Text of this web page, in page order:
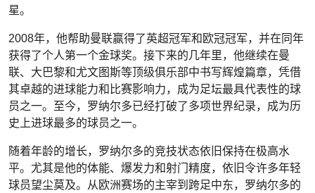
星。
2008年，他帮助曼联赢得了英超冠军和欧冠冠军，并在同年
获得了个人第一个金球奖。接下来的几年里，他继续在曼
联、大巴黎和尤文图斯等顶级俱乐部中书写辉煌篇章，凭借
其卓越的进球能力和比赛影响力，成为足坛最具代表性的球
员之一。至今，罗纳尔多已经打破了多项世界纪录，成为历
史上进球最多的球员之一。
随着年龄的增长，罗纳尔多的竞技状态依旧保持在极高水
平。尤其是他的体能、爆发力和射门精度，依旧令许多年轻
球员望尘莫及。从欧洲赛场的主宰到跨足中东，罗纳尔多的